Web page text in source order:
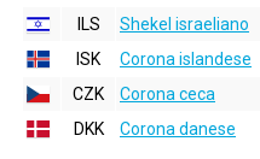
ILS
Shekel israeliano
ISK
Corona islandese
CZK
Corona ceca
DKK
Corona danese